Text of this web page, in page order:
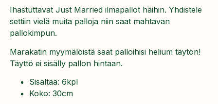
Ihastuttavat Just Married ilmapallot häihin. Yhdistele
settiin vielä muita palloja niin saat mahtavan
pallokimpun.
Marakatin myymälöistä saat palloihisi helium täytön!
Täyttö ei sisälly pallon hintaan.
Sisältää: 6kpl
Koko: 30cm